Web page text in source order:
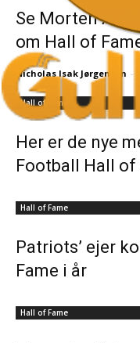
Se Morten
om Hall of
Nicholas Isak Jørgensen -
Hall of Fame
Her er de nye
Football Hall of
Hall of Fame
Patriots’ ejer
Fame i år
Hall of Fame